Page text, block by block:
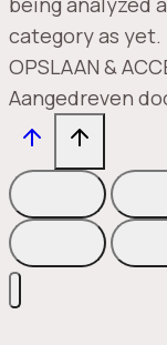
category as yet.
OPSLAAN &
Aangedreven